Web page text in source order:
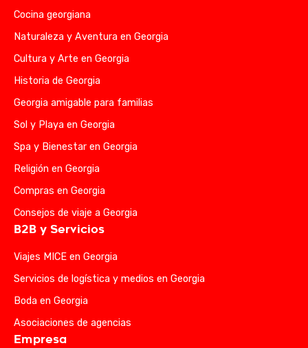
Cocina georgiana
Naturaleza y Aventura en Georgia
Cultura y Arte en Georgia
Historia de Georgia
Georgia amigable para familias
Sol y Playa en Georgia
Spa y Bienestar en Georgia
Religión en Georgia
Compras en Georgia
Consejos de viaje a Georgia
B2B y Servicios
Viajes MICE en Georgia
Servicios de logística y medios en Georgia
Boda en Georgia
Asociaciones de agencias
Empresa